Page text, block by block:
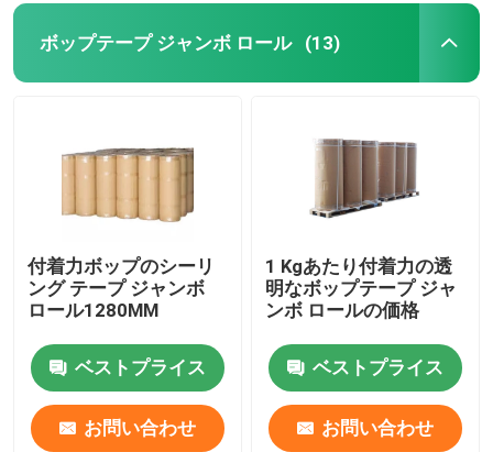
ボップテープ ジャンボ ロール (13)
付着力ボップのシーリ
ング テープ ジャンボ
ロール1280MM
ベストプライス
お問い合わせ
1 Kgあたり付着力の透
明なボップテープ ジャ
ンボ ロールの価格
ベストプライス
お問い合わせ